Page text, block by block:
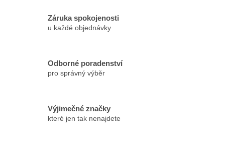
Záruka spokojenosti
u každé objednávky
Odborné poradenství
pro správný výběr
Výjimečné značky
které jen tak nenajdete